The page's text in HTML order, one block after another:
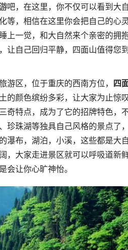
吧，在这里，你不仅可以看到大
等，相信在这里你会把自己的心
上一觉，和大自然来个亲密的拥
让自己回归平静，四面山值得您
游区，位于重庆的西南方位， 四
的颜色缤纷多彩，让大家为止惊
奇特点，成为了它的招牌特色，
珍珠湖等独具自己风格的景点了
瀑布，湖泊，小溪，这些都是大
，大家走进景区就可以呼吸道新
会让你心旷神怡。